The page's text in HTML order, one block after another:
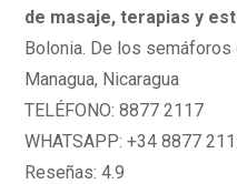
de masaje, terapias y
Bolonia. De los semáforos
Managua, Nicaragua
TELÉFONO: 8877 2117
WHATSAPP: +34 8877
Reseñas: 4.9